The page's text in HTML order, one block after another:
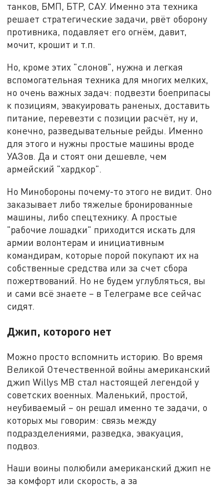
танков, БМП, БТР, САУ. Именно эта техника
решает стратегические задачи, рвёт оборону
противника, подавляет его огнём, давит,
мочит, крошит и т.п.
Но, кроме этих "слонов", нужна и легкая
вспомогательная техника для многих мелких,
но очень важных задач: подвезти боеприпасы
к позициям, эвакуировать раненых, доставить
питание, перевезти с позиции расчёт, ну и,
конечно, разведывательные рейды. Именно
для этого и нужны простые машины вроде
УАЗов. Да и стоят они дешевле, чем
армейский "хардкор".
Но Минобороны почему-то этого не видит. Оно
заказывает либо тяжелые бронированные
машины, либо спецтехнику. А простые
"рабочие лошадки" приходится искать для
армии волонтерам и инициативным
командирам, которые порой покупают их на
собственные средства или за счет сбора
пожертвований. Но не будем углубляться, вы
и сами всё знаете – в Телеграме все сейчас
сидят.
Джип, которого нет
Можно просто вспомнить историю. Во время
Великой Отечественной войны американский
джип Willys MB стал настоящей легендой у
советских военных. Маленький, простой,
неубиваемый – он решал именно те задачи, о
которых мы говорим: связь между
подразделениями, разведка, эвакуация,
подвоз.
Наши воины полюбили американский джип не
за комфорт или скорость, а за